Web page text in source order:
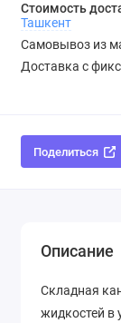
Стоимость
Ташкент
Самовывоз из
Доставка с
Поделиться
Описание
Складная
жидкостей в